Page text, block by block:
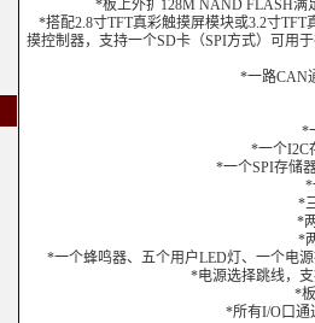
*板上外扩128M NAND FLASH满
*搭配2.8寸TFT真彩触摸屏模块或3.2寸TFT
摸控制器，支持一个SD卡（SPI方式）可用
*一路CAN
*
*一个I2C
*一个SPI存储
*
*
*两
*
*一个蜂鸣器、五个用户LED灯、一个电
*电源选择跳线，支
*板
*所有I/O口通